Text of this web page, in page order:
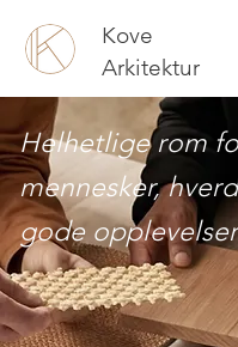
Kove
Arkitektur
Helhetlige rom
mennesker,
gode opplevelser